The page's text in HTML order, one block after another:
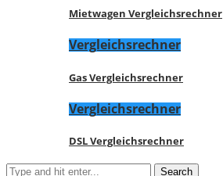
Mietwagen Vergleichsrechner
Vergleichsrechner
Gas Vergleichsrechner
Vergleichsrechner
DSL Vergleichsrechner